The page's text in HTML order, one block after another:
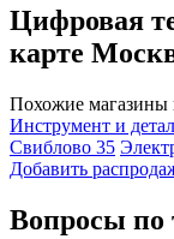
Цифровая
карте
Похожие магазины
Инструмент и
Свиблово 35
Добавить
Вопросы по